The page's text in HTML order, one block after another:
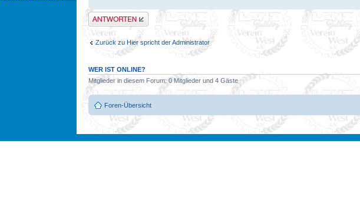
Antwort erstellen
Zurück zu Hier spricht der Administrator
WER IST ONLINE?
Mitglieder in diesem Forum: 0 Mitglieder und 4 Gäste
Foren-Übersicht